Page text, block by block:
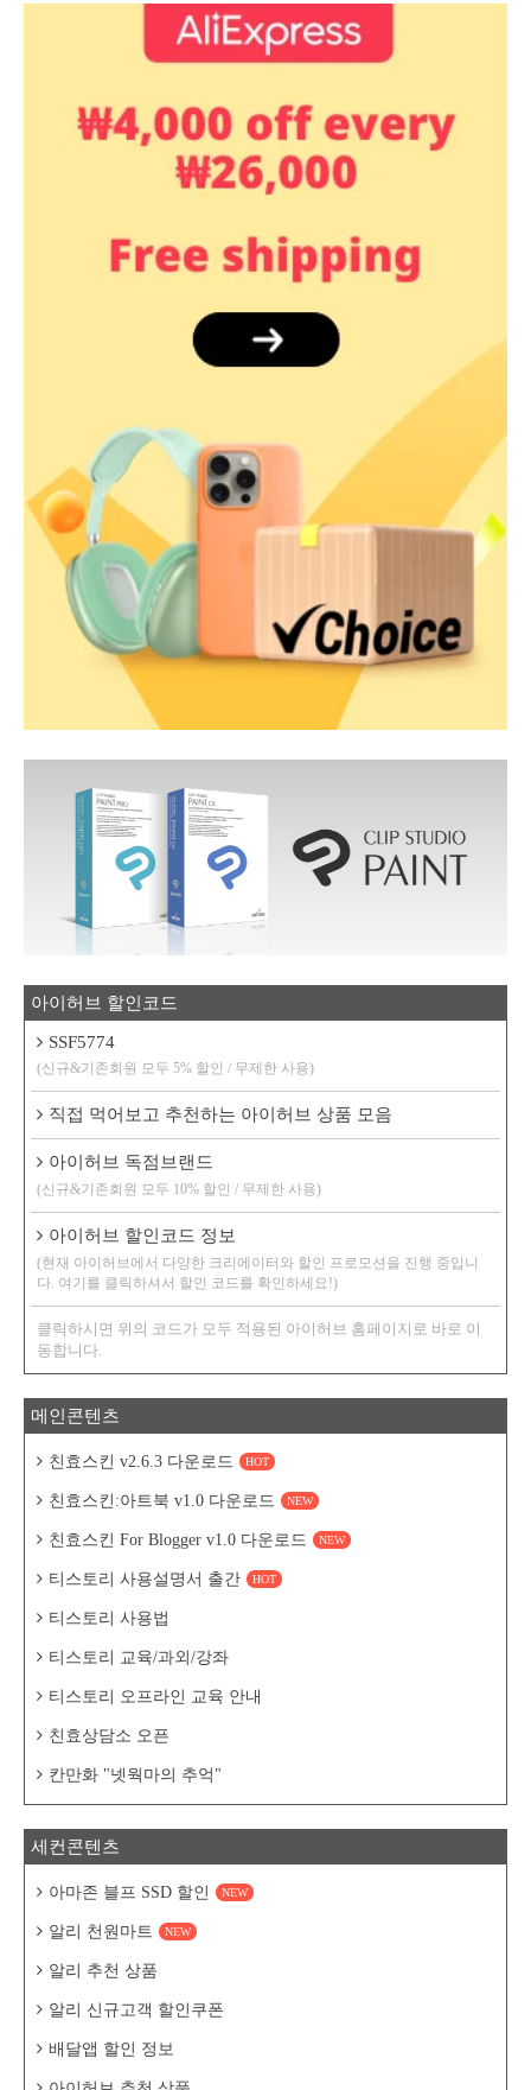
아이허브 할인코드
SSF5774
(신규&기존회원 모두 5% 할인 / 무제한 사용)
직접 먹어보고 추천하는 아이허브 상품 모음
아이허브 독점브랜드
(신규&기존회원 모두 10% 할인 / 무제한 사용)
아이허브 할인코드 정보
(현재 아이허브에서 다양한 크리에이터와 할인 프로모션을 진행 중입니
다. 여기를 클릭하셔서 할인 코드를 확인하세요!)
클릭하시면 위의 코드가 모두 적용된 아이허브 홈페이지로 바로 이
동합니다.
메인콘텐츠
친효스킨 v2.6.3 다운로드 HOT
친효스킨:아트북 v1.0 다운로드 NEW
친효스킨 For Blogger v1.0 다운로드 NEW
티스토리 사용설명서 출간 HOT
티스토리 사용법
티스토리 교육/과외/강좌
티스토리 오프라인 교육 안내
친효상담소 오픈
칸만화 "넷웍마의 추억"
세컨콘텐츠
아마존 블프 SSD 할인 NEW
알리 천원마트 NEW
알리 추천 상품
알리 신규고객 할인쿠폰
배달앱 할인 정보